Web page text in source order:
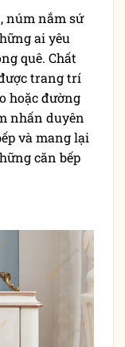
núm nắm sứ
ai yêu
quê. Chất
trang trí
hoặc đường
nhấn duyên
và mang lại
căn bếp